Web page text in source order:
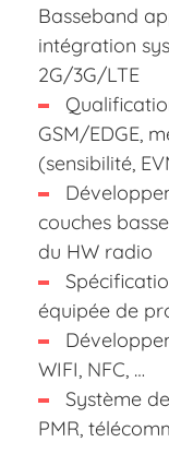
Basseband
intégration
2G/3G/LTE
GSM/EDGE,
(sensibilité,
couches
du HW radio
équipée de
WIFI, NFC, …
Système
PMR,